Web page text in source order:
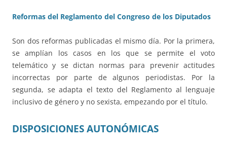
Reformas del Reglamento del Congreso de los Diputados
Son dos reformas publicadas el mismo día. Por la primera,
se amplían los casos en los que se permite el voto
telemático y se dictan normas para prevenir actitudes
incorrectas por parte de algunos periodistas. Por la
segunda, se adapta el texto del Reglamento al lenguaje
inclusivo de género y no sexista, empezando por el título.
DISPOSICIONES AUTONÓMICAS